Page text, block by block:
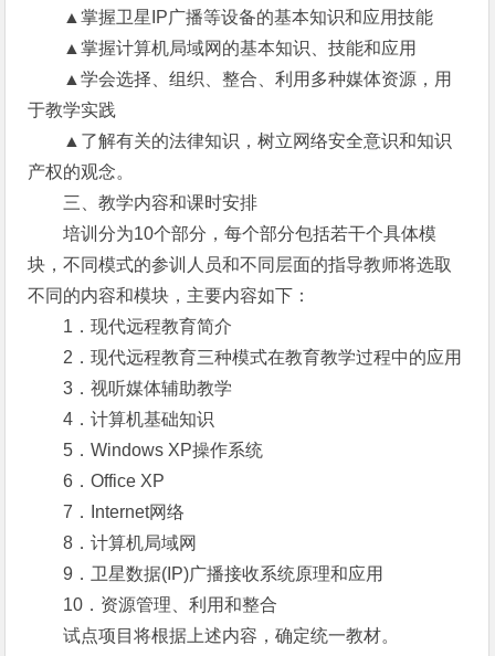
▲掌握卫星IP广播等设备的基本知识和应用技能
▲掌握计算机局域网的基本知识、技能和应用
▲学会选择、组织、整合、利用多种媒体资源，用
于教学实践
▲了解有关的法律知识，树立网络安全意识和知识
产权的观念。
三、教学内容和课时安排
培训分为10个部分，每个部分包括若干个具体模
块，不同模式的参训人员和不同层面的指导教师将选取
不同的内容和模块，主要内容如下：
1．现代远程教育简介
2．现代远程教育三种模式在教育教学过程中的应用
3．视听媒体辅助教学
4．计算机基础知识
5．Windows XP操作系统
6．Office XP
7．Internet网络
8．计算机局域网
9．卫星数据(IP)广播接收系统原理和应用
10．资源管理、利用和整合
试点项目将根据上述内容，确定统一教材。